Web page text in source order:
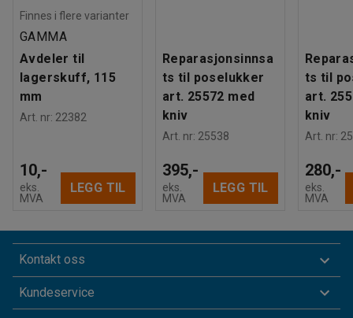
Finnes i flere varianter
GAMMA
Avdeler til
lagerskuff, 115
mm
Art. nr: 22382
10,-
eks.
MVA
LEGG TIL
Reparasjonsinnsa
ts til poselukker
art. 25572 med
kniv
Art. nr: 25538
395,-
eks.
MVA
LEGG TIL
ts til
art.
kniv
Art. nr:
280,-
eks.
MVA
Kontakt oss
Kundeservice